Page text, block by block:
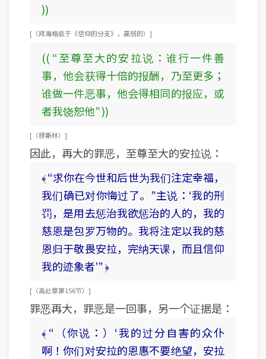
))
[ （拜海格载于《信仰的分支》，羸弱的） ]
(( “至尊至大的安拉说：谁行一件善
事，他会获得十倍的报酬，乃至更多；
谁做一件恶事，他会得相同的报应，或
者我饶恕他” ))
[ （穆斯林） ]
因此，再大的罪恶，至尊至大的安拉说：
﴾ “求你在今世和后世为我们注定幸福，
我们确已对你悔过了。”主说：‘我的刑
罚，是用去惩治我欲惩治的人的，我的
慈恩是包罗万物的。我将注定以我的慈
恩归于敬畏安拉，完纳天课，而且信仰
我的迹象者’” ﴿
[ （高处章 第156节） ]
罪恶再大，罪恶是一回事，另一个证据是：
﴾ “（你说：）‘我的过分自害的众仆
啊！你们对安拉的恩惠不要绝望，安拉